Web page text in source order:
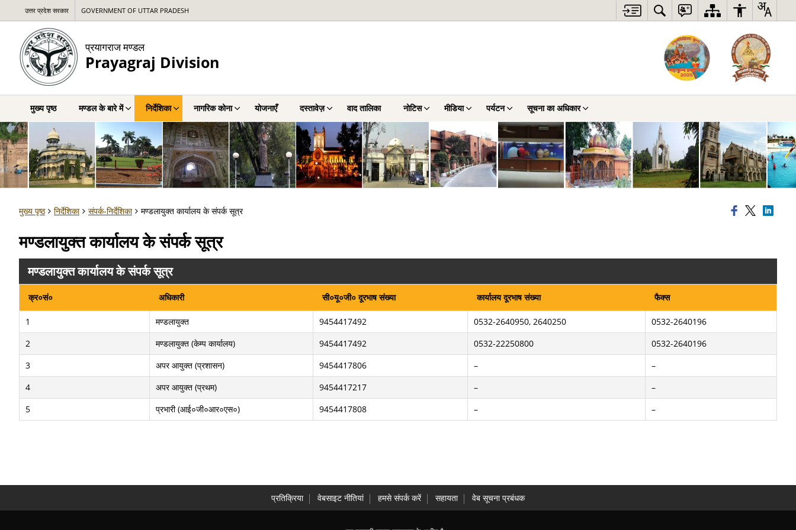
उत्तर प्रदेश सरकार GOVERNMENT OF UTTAR PRADESH
प्रयागराज मण्डल
Prayagraj Division
मुख्य पृष्ठ मण्डल के बारे में निर्देशिका नागरिक कोना योजनाएँ दस्तावेज़ वाद तालिका नोटिस मीडिया पर्यटन सूचना का अधिकार
मुख्य पृष्ठ निर्देशिका संपर्क-निर्देशिका मण्डलायुक्त कार्यालय के संपर्क सूत्र
मण्डलायुक्त कार्यालय के संपर्क सूत्र
मण्डलायुक्त कार्यालय के संपर्क सूत्र
क्र०सं० अधिकारी सी०यू०जी० दूरभाष संख्या कार्यालय दूरभाष संख्या फैक्स
1 मण्डलायुक्त 9454417492 0532-2640950, 2640250
0532-2640196
2
मण्डलायुक्त (केम्प कार्यालय) 9454417492 0532-22250800
0532-2640196
3
अपर आयुक्त (प्रशासन) 9454417806 –
–
4
अपर आयुक्त (प्रथम) 9454417217 –
–
5
प्रभारी (आई०जी०आर०एस०) 9454417808 – –
प्रतिक्रिया वेबसाइट नीतियां हमसे संपर्क करें सहायता वेब सूचना प्रबंधक